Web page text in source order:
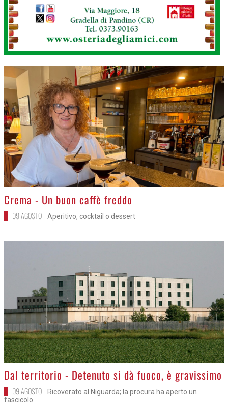
>
Crema - Un buon caffè freddo
09 AGOSTO Aperitivo, cocktail o dessert
>
Dal territorio - Detenuto si dà fuoco, è gravissimo
09 AGOSTO
Ricoverato al Niguarda; la procura ha aperto un
fascicolo